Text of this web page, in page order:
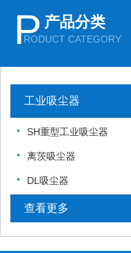
P 产品分类
RODUCT CATEGORY
工业吸尘器
SH重型工业吸尘器
离茨吸尘器
DL吸尘器
查看更多